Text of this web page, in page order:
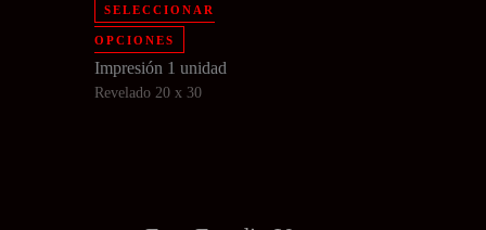
SELECCIONAR
OPCIONES
producto
tiene
Impresión 1 unidad
Revelado 20 x 30